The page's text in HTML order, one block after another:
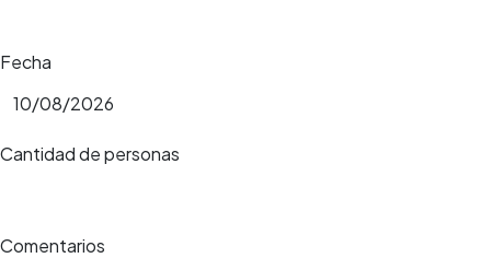
Fecha
Cantidad de personas
Comentarios